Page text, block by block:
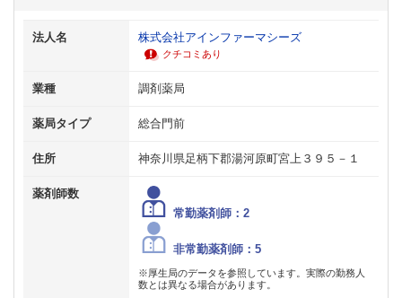
法人名 株式会社アインファーマシーズ
クチコミあり
業種 調剤薬局
薬局タイプ 総合門前
住所 神奈川県足柄下郡湯河原町宮上３９５－１
薬剤師数
常勤薬剤師：2
非常勤薬剤師：5
※厚生局のデータを参照しています。実際の勤務人
数とは異なる場合があります。